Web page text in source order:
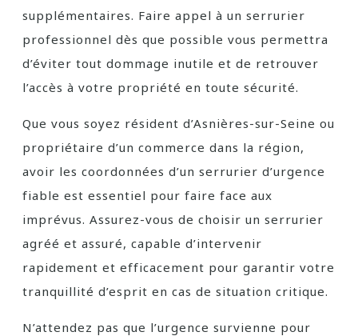
supplémentaires. Faire appel à un serrurier
professionnel dès que possible vous permettra
d’éviter tout dommage inutile et de retrouver
l’accès à votre propriété en toute sécurité.
Que vous soyez résident d’Asnières-sur-Seine ou
propriétaire d’un commerce dans la région,
avoir les coordonnées d’un serrurier d’urgence
fiable est essentiel pour faire face aux
imprévus. Assurez-vous de choisir un serrurier
agréé et assuré, capable d’intervenir
rapidement et efficacement pour garantir votre
tranquillité d’esprit en cas de situation critique.
N’attendez pas que l’urgence survienne pour